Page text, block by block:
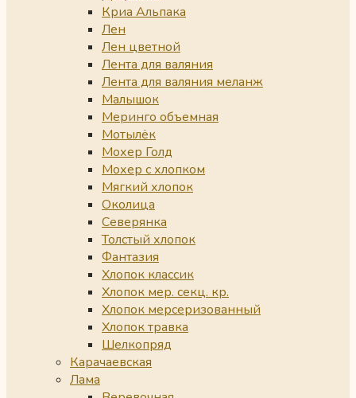
Криа Альпака
Лен
Лен цветной
Лента для валяния
Лента для валяния меланж
Малышок
Меринго объемная
Мотылёк
Мохер Голд
Мохер с хлопком
Мягкий хлопок
Околица
Северянка
Толстый хлопок
Фантазия
Хлопок классик
Хлопок мер. секц. кр.
Хлопок мерсеризованный
Хлопок травка
Шелкопряд
Карачаевская
Лама